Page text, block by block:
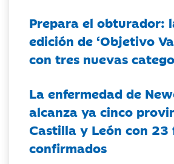
Prepara el obturador:
edición de ‘Objetivo
con tres nuevas
La enfermedad de
alcanza ya cinco
Castilla y León con 23
confirmados